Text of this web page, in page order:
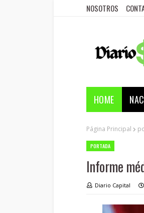
NOSOTROS
HOME
Página Principal
PORTADA
Informe
Diario Capital